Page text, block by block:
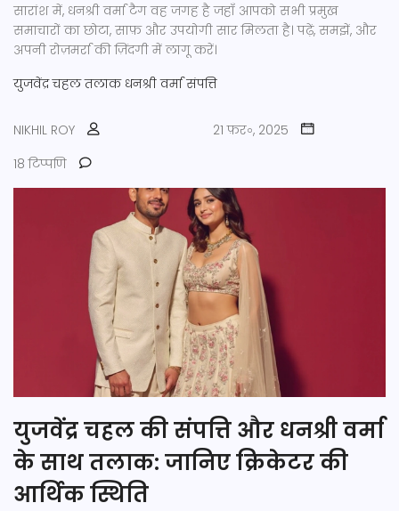
सारांश में, धनश्री वर्मा टैग वह जगह है जहाँ आपको सभी प्रमुख
समाचारों का छोटा, साफ़ और उपयोगी सार मिलता है। पढ़ें, समझें, और
अपनी रोज़मर्रा की ज़िंदगी में लागू करें।
युजवेंद्र चहल तलाक धनश्री वर्मा संपत्ति
NIKHIL ROY
21 फ़र॰, 2025
18 टिप्पणि
युजवेंद्र चहल की संपत्ति और धनश्री वर्मा
के साथ तलाक: जानिए क्रिकेटर की
आर्थिक स्थिति